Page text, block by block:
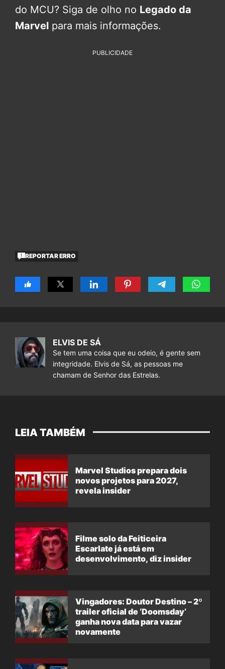
do MCU? Siga de olho no Legado da
Marvel para mais informações.
PUBLICIDADE
REPORTAR ERRO
ELVIS DE SÁ
Se tem uma coisa que eu odeio, é gente sem
integridade. Elvis de Sá, as pessoas me
chamam de Senhor das Estrelas.
LEIA TAMBÉM
Marvel Studios prepara dois
novos projetos para 2027,
revela insider
Filme solo da Feiticeira
Escarlate já está em
desenvolvimento, diz insider
Vingadores: Doutor Destino – 2º
trailer oficial de ‘Doomsday’
ganha nova data para vazar
novamente